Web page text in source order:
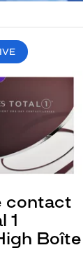
contact
1
Boîte